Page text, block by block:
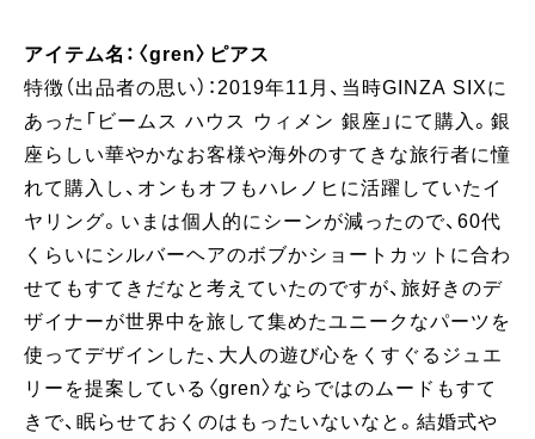
アイテム名：〈gren〉ピアス
特徴（出品者の思い）：2019年11月、当時GINZA SIXに
あった「ビームス ハウス ウィメン 銀座」にて購入。銀
座らしい華やかなお客様や海外のすてきな旅行者に憧
れて購入し、オンもオフもハレノヒに活躍していたイ
ヤリング。いまは個人的にシーンが減ったので、60代
くらいにシルバーヘアのボブかショートカットに合わ
せてもすてきだなと考えていたのですが、旅好きのデ
ザイナーが世界中を旅して集めたユニークなパーツを
使ってデザインした、大人の遊び心をくすぐるジュエ
リーを提案している〈gren〉ならではのムードもすて
きで、眠らせておくのはもったいないなと。結婚式や